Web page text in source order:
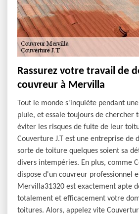
Rassurez votre travail de
couvreur à Mervilla
Tout le monde s'inquiète pendant
pluie, et essaie toujours de chercher
éviter les risques de fuite de leur
Couverture J.T est une entreprise de
sorte de toiture quelques soient sa
divers intempéries. En plus, comme
dispose d'un couvreur professionnel
Mervilla31320 est exactement apte
totalement et efficacement votre
toitures. Alors, appelez vite